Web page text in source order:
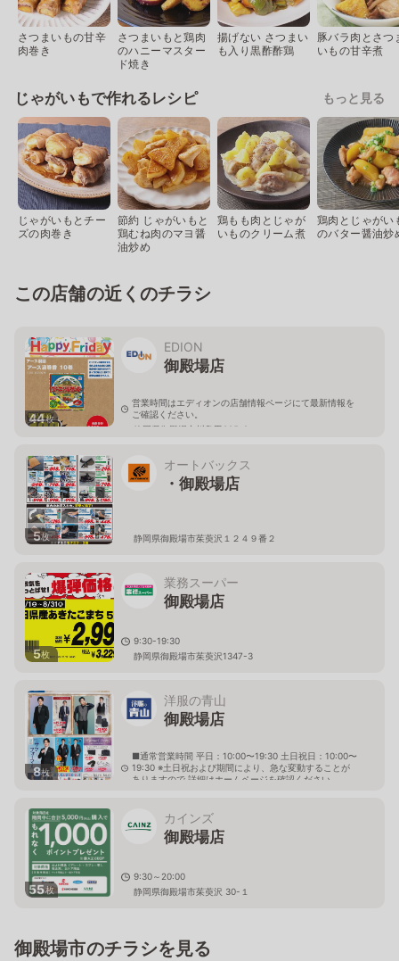
さつまいもの甘辛
肉巻き
さつまいもと鶏肉
のハニーマスター
ド焼き
揚げない さつまい
も入り黒酢酢鶏
豚バラ肉とさつ
いもの甘辛煮
じゃがいもで作れるレシピ もっと見る
じゃがいもとチー
ズの肉巻き
節約 じゃがいもと
鶏むね肉のマヨ醤
油炒め
鶏もも肉とじゃが
いものクリーム煮
鶏肉とじゃがい
のバター醤油炒
この店舗の近くのチラシ
44枚
EDION
御殿場店
営業時間はエディオンの店舗情報ページにて最新情報を
ご確認ください。
静岡県御殿場市川島田885-2
5枚
オートバックス
・御殿場店
静岡県御殿場市茱萸沢１２４９番２
5枚
業務スーパー
御殿場店
9:30-19:30
静岡県御殿場市茱萸沢1347-3
8枚
洋服の青山
御殿場店
■通常営業時間 平日：10:00〜19:30 土日祝日：10:00〜
19:30 ※土日祝および期間により、急な変動することが
ありますので 詳細はホームページを確認ください
55枚
カインズ
御殿場店
9:30～20:00
静岡県御殿場市茱萸沢 30-１
御殿場市のチラシを見る